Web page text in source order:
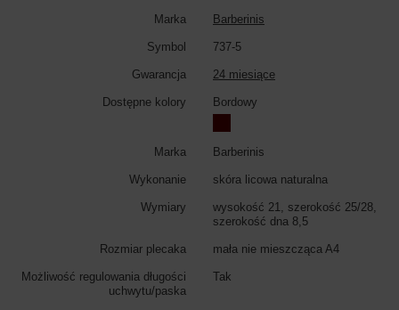
Marka Barberinis
Symbol 737-5
Gwarancja 24 miesiące
Dostępne kolory Bordowy
Marka Barberinis
Wykonanie skóra licowa naturalna
Wymiary
wysokość 21, szerokość 25/28,
szerokość dna 8,5
Rozmiar plecaka mała nie mieszcząca A4
Możliwość regulowania długości
uchwytu/paska
Tak